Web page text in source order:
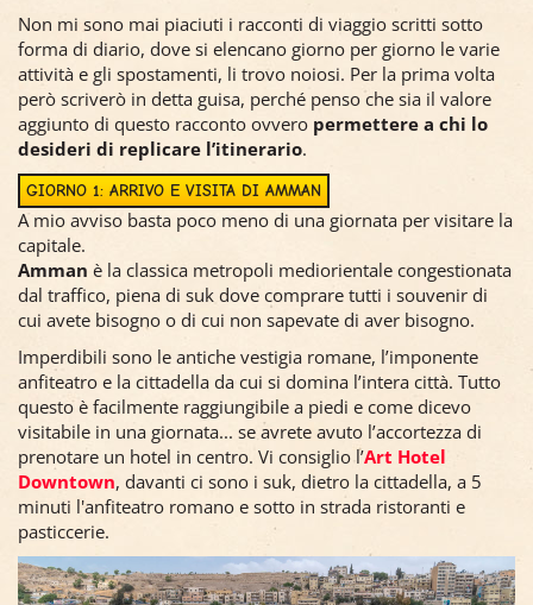
Non mi sono mai piaciuti i racconti di viaggio scritti sotto
forma di diario, dove si elencano giorno per giorno le varie
attività e gli spostamenti, li trovo noiosi. Per la prima volta
però scriverò in detta guisa, perché penso che sia il valore
aggiunto di questo racconto ovvero permettere a chi lo
desideri di replicare l’itinerario.
GIORNO 1: ARRIVO E VISITA DI AMMAN
A mio avviso basta poco meno di una giornata per visitare la
capitale.
Amman è la classica metropoli mediorientale congestionata
dal traffico, piena di suk dove comprare tutti i souvenir di
cui avete bisogno o di cui non sapevate di aver bisogno.
Imperdibili sono le antiche vestigia romane, l’imponente
anfiteatro e la cittadella da cui si domina l’intera città. Tutto
questo è facilmente raggiungibile a piedi e come dicevo
visitabile in una giornata... se avrete avuto l’accortezza di
prenotare un hotel in centro. Vi consiglio l’Art Hotel
Downtown, davanti ci sono i suk, dietro la cittadella, a 5
minuti l'anfiteatro romano e sotto in strada ristoranti e
pasticcerie.